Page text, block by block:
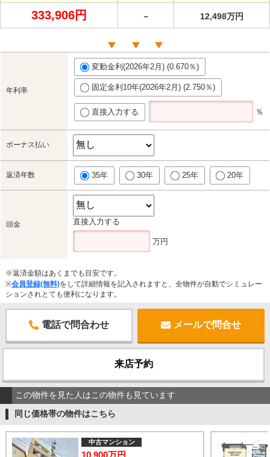
333,906円 － 12,498万円
年利率
変動金利(2026年2月) (0.670％)
固定金利10年(2026年2月) (2.750％)
直接入力する ％
ボーナス払い
返済年数 35年 30年 25年 20年
頭金 直接入力する
万円
※返済金額はあくまでも目安です。
※会員登録(無料)をして詳細情報を記入されますと、全物件が自動でシミュレー
ションされとても便利になります。
電話で問合わせ メールで問合せ
来店予約
この物件を見た人はこの物件も見ています
同じ価格帯の物件はこちら
中古マンション